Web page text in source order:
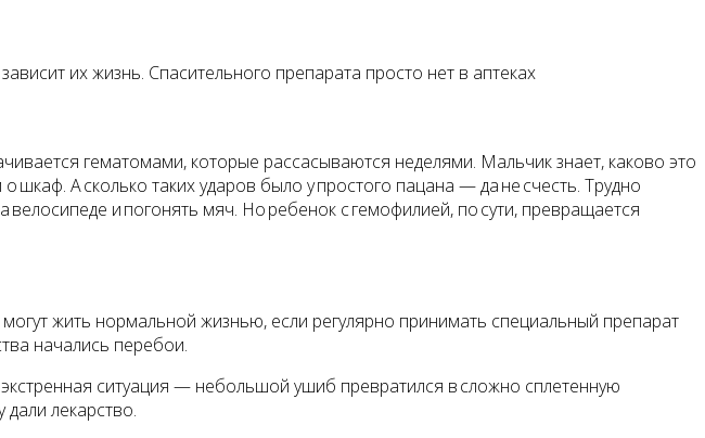
их жизнь. Спасительного препарата просто нет в аптеках
гематомами, которые рассасываются неделями. Мальчик знает, каково это
А сколько таких ударов было у простого пацана — да не счесть. Трудно
велосипеде и погонять мяч. Но ребенок с гемофилией, по сути, превращается
жить нормальной жизнью, если регулярно принимать специальный препарат
начались перебои.
ситуация — небольшой ушиб превратился в сложно сплетенную
лекарство.